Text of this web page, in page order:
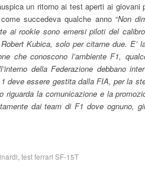
un ritorno ai test aperti ai giovani
succedeva qualche anno “Non
ai rookie sono emersi piloti del
Kubica, solo per citarne due. E’
che conoscono l’ambiente F1,
della Federazione debbano
deve essere gestita dalla FIA, per la
riguarda la comunicazione e la
dai team di F1 dove ognuno,
,test ferrari SF-15T